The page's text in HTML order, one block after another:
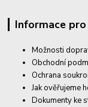
Informace
Možnosti
Obchodní
Ochrana
Jak ověřujeme
Dokumenty ke